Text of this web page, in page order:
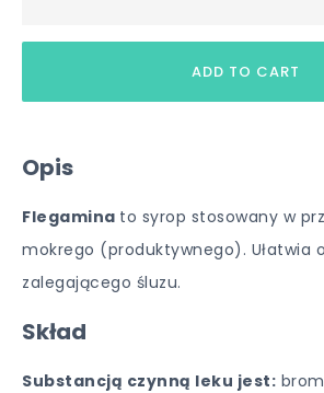
Opis
Flegamina to syrop stosowany w
mokrego (produktywnego). Ułatwia
zalegającego śluzu.
Skład
Substancją czynną leku jest: